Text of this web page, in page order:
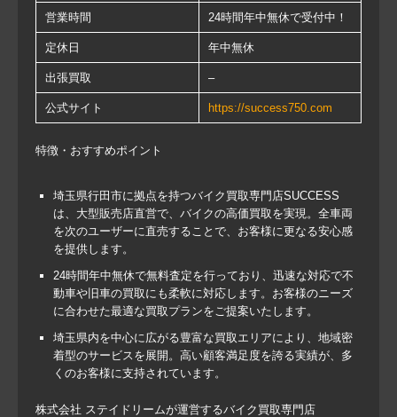
営業時間 24時間年中無休で受付中！
定休日 年中無休
出張買取 –
公式サイト https://success750.com
特徴・おすすめポイント
埼玉県行田市に拠点を持つバイク買取専門店SUCCESS
は、大型販売店直営で、バイクの高価買取を実現。全車両
を次のユーザーに直売することで、お客様に更なる安心感
を提供します。
24時間年中無休で無料査定を行っており、迅速な対応で不
動車や旧車の買取にも柔軟に対応します。お客様のニーズ
に合わせた最適な買取プランをご提案いたします。
埼玉県内を中心に広がる豊富な買取エリアにより、地域密
着型のサービスを展開。高い顧客満足度を誇る実績が、多
くのお客様に支持されています。
株式会社 ステイドリームが運営するバイク買取専門店